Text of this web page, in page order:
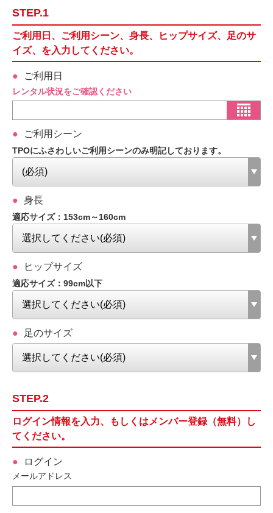
STEP.1
ご利用日、ご利用シーン、身長、ヒップサイズ、足のサ
イズ、を入力してください。
ご利用日
レンタル状況をご確認ください
ご利用シーン
TPOにふさわしいご利用シーンのみ明記しております。
身長
適応サイズ：153cm～160cm
ヒップサイズ
適応サイズ：99cm以下
足のサイズ
STEP.2
ログイン情報を入力、もしくはメンバー登録（無料）し
てください。
ログイン
メールアドレス